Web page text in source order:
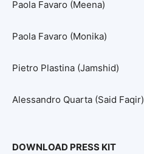
Paola Favaro (Meena)
Paola Favaro (Monika)
Pietro Plastina (Jamshid)
Alessandro Quarta (Said Faqir)
DOWNLOAD PRESS KIT